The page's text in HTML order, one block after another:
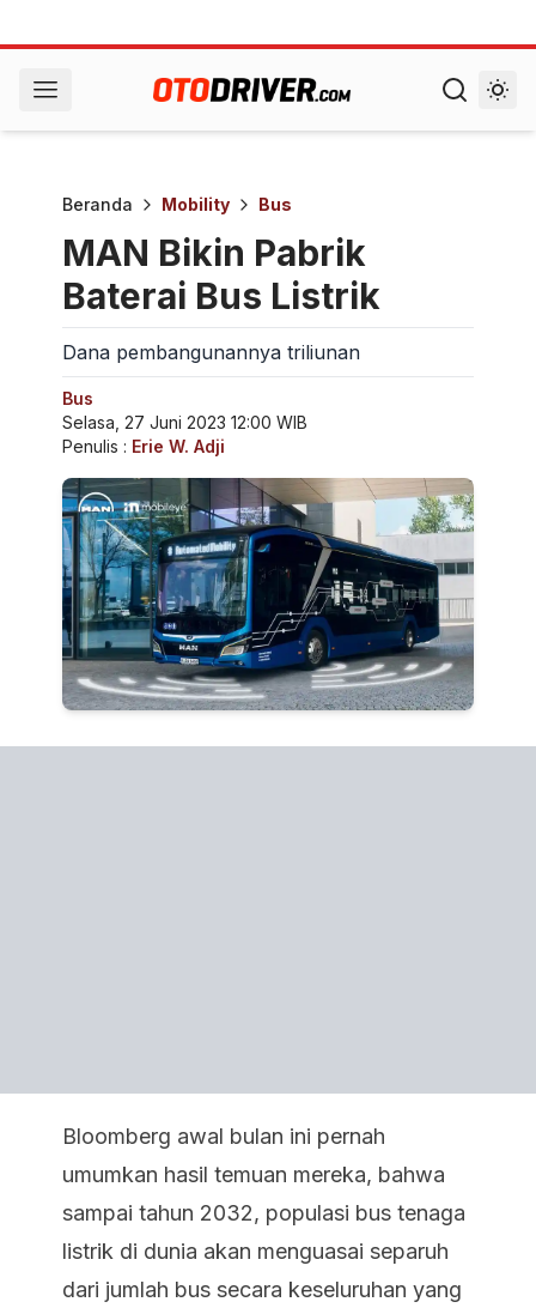
Beranda Mobility Bus
MAN Bikin Pabrik
Baterai Bus Listrik
Dana pembangunannya triliunan
Bus
Selasa, 27 Juni 2023 12:00 WIB
Penulis : Erie W. Adji
Bloomberg awal bulan ini pernah
umumkan hasil temuan mereka, bahwa
sampai tahun 2032, populasi bus tenaga
listrik di dunia akan menguasai separuh
dari jumlah bus secara keseluruhan yang